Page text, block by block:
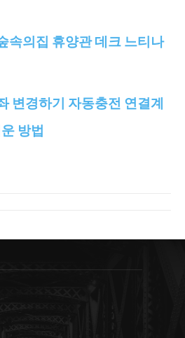
속의집 휴양관 데크 느티나
변경하기 자동충전 연결계
방법